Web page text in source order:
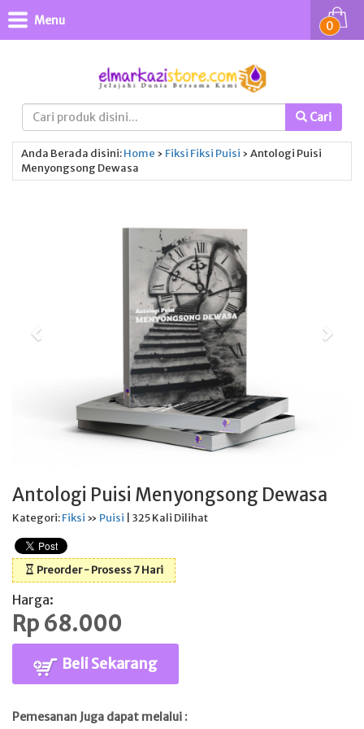
Cari
0
Menu
Anda Berada disini:Home › Fiksi Fiksi Puisi › Antologi Puisi
Menyongsong Dewasa
Antologi Puisi Menyongsong Dewasa
Kategori:Fiksi » Puisi | 325 Kali Dilihat
Preorder - Prosess 7 Hari
Harga:
Rp 68.000
Beli Sekarang
Pemesanan Juga dapat melalui :